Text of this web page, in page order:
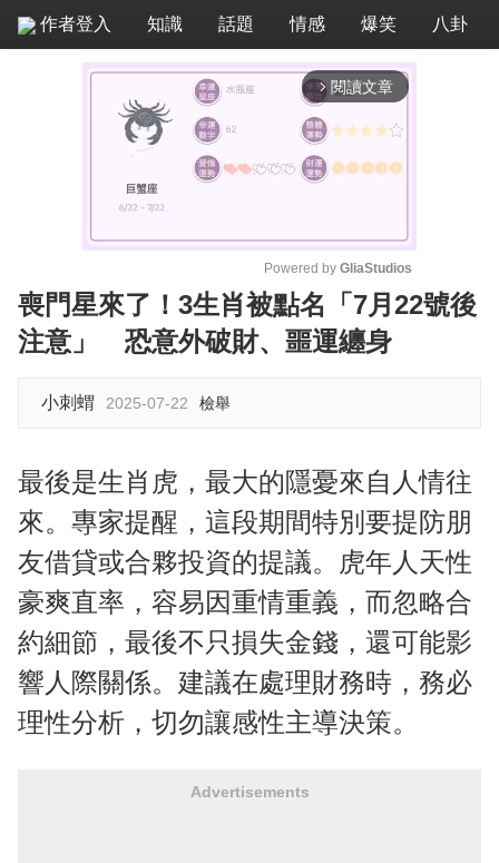
作者登入 知識 話題 情感 爆笑 八卦
arrow_forward_ios 閱讀文章
M
u
t
Powered by GliaStudios
喪門星來了！3生肖被點名「7月22號後
注意」 恐意外破財、噩運纏身
小刺蝟 2025-07-22 檢舉
最後是生肖虎，最大的隱憂來自人情往
來。專家提醒，這段期間特別要提防朋
友借貸或合夥投資的提議。虎年人天性
豪爽直率，容易因重情重義，而忽略合
約細節，最後不只損失金錢，還可能影
響人際關係。建議在處理財務時，務必
理性分析，切勿讓感性主導決策。
Advertisements